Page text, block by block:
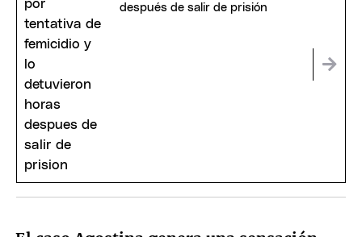
después de salir de prisión